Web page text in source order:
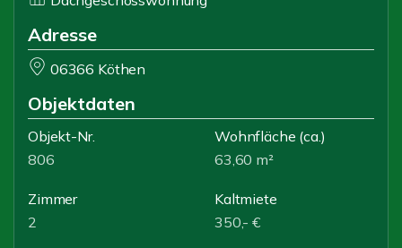
Adresse
06366 Köthen
Objektdaten
Objekt-Nr.
806
Wohnfläche (ca.)
63,60 m²
Zimmer
2
Kaltmiete
350,- €